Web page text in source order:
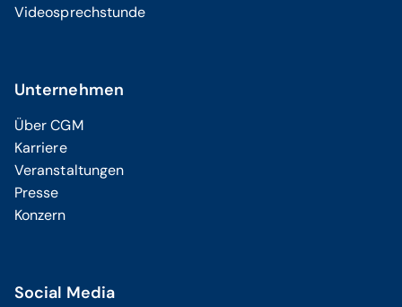
Videosprechstunde
Unternehmen
Über CGM
Karriere
Veranstaltungen
Presse
Konzern
Social Media